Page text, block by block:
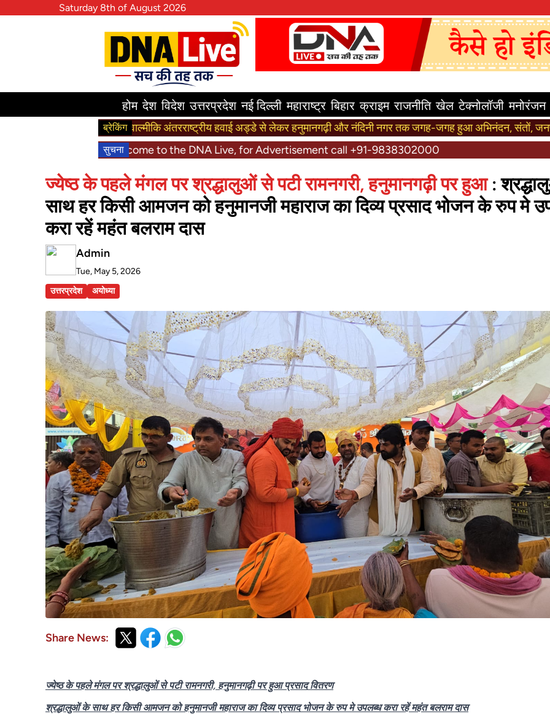
Saturday 8th of August 2026
होम देश विदेश उत्तरप्रदेश नई दिल्ली महाराष्ट्र बिहार क्राइम राजनीति खेल टेक्नोलॉजी मनोरंजन
ब्रेकिंग
महर्षि वाल्मीकि अंतरराष्ट्रीय हवाई अड्डे से लेकर हनुमानगढ़ी और नंदिनी नगर तक जगह-जगह हुआ अभिनंदन, संतों, जनप्रतिनिधियों
सुचना
Welcome to the DNA Live, for Advertisement call +91-9838302000
ज्येष्ठ के पहले मंगल पर श्रद्धालुओं से पटी रामनगरी, हनुमानगढ़ी पर हुआ:
साथ हर किसी आमजन को हनुमानजी महाराज का दिव्य प्रसाद भोजन के रुप मे
करा रहें महंत बलराम दास
Admin
Tue, May 5, 2026
उत्तरप्रदेश
अयोध्या
Share News:
ज्येष्ठ के पहले मंगल पर श्रद्धालुओं से पटी रामनगरी, हनुमानगढ़ी पर हुआ प्रसाद वितरण
श्रद्धालुओं के साथ हर किसी आमजन को हनुमानजी महाराज का दिव्य प्रसाद भोजन के रुप मे उपलब्ध करा रहें महंत बलराम दास